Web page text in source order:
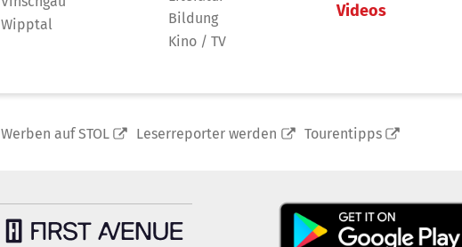
Wipptal
Bildung
Kino / TV
Videos
Werben auf STOL Leserreporter werden Tourentipps